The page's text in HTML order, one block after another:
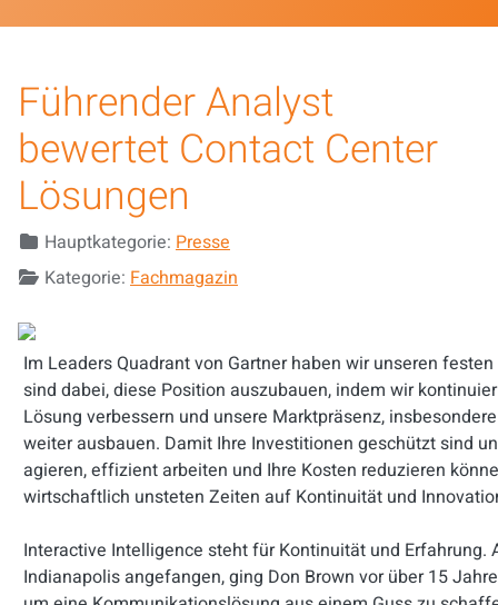
Führender Analyst
bewertet Contact Center
Lösungen
DetailsHauptkategorie: Presse
Kategorie: Fachmagazin
Im Leaders Quadrant von Gartner haben wir unseren
sind dabei, diese Position auszubauen, indem wir
Lösung verbessern und unsere Marktpräsenz,
weiter ausbauen. Damit Ihre Investitionen geschützt sind
agieren, effizient arbeiten und Ihre Kosten reduzieren
wirtschaftlich unsteten Zeiten auf Kontinuität und
Interactive Intelligence steht für Kontinuität und Erfahrung.
Indianapolis angefangen, ging Don Brown vor über 15